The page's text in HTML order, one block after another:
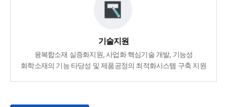
기술지원
융복합소재 실증화지원, 사업화 핵심기술 개발, 기능성
화학소재의 기능 타당성 및 제품공정의 최적화시스템 구축 지원